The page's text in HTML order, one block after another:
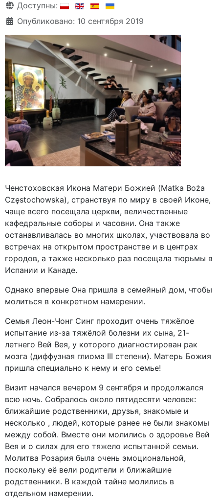
Информация о материале
Доступны:
Опубликовано: 10 сентября 2019
Ченстоховская Икона Матери Божией (Matka Boża
Częstochowska), странствуя по миру в своей Иконе,
чаще всего посещала церкви, величественные
кафедральные соборы и часовни. Она также
останавливалась во многих школах, участвовала во
встречах на открытом пространстве и в центрах
городов, а также несколько раз посещала тюрьмы в
Испании и Канаде.
Однако впервые Она пришла в семейный дом, чтобы
молиться в конкретном намерении.
Семья Леон-Чонг Синг проходит очень тяжёлое
испытание из-за тяжёлой болезни их сына, 21-
летнего Вей Вея, у которого диагностирован рак
мозга (диффузная глиома III степени). Матерь Божия
пришла специально к нему и его семье!
Визит начался вечером 9 сентября и продолжался
всю ночь. Собралось около пятидесяти человек:
ближайшие родственники, друзья, знакомые и
несколько , людей, которые ранее не были знакомы
между собой. Вместе они молились о здоровье Вей
Вея и о силах для его тяжело испытанной семьи.
Молитва Розария была очень эмоциональной,
поскольку её вели родители и ближайшие
родственники. В каждой тайне молились в
отдельном намерении.